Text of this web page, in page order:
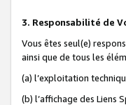
3. Responsabilité de
Vous êtes seul(e)
ainsi que de tous les
(a) l’exploitation
(b) l’affichage des Liens